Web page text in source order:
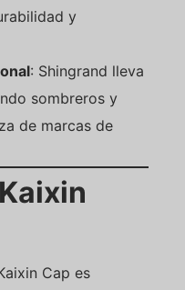
y
: Shingrand lleva
sombreros y
de marcas de
Cap es